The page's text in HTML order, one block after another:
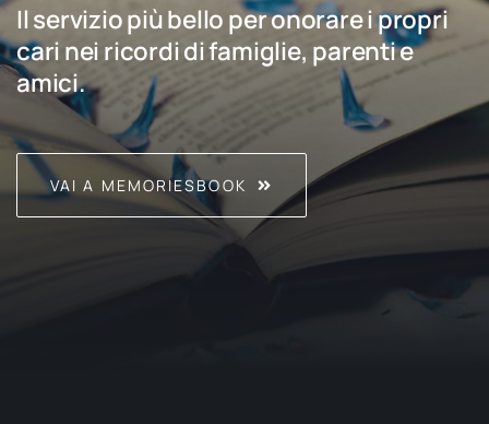
Il servizio più bello per onorare i propri
cari nei ricordi di famiglie, parenti e
amici.
VAI A MEMORIESBOOK